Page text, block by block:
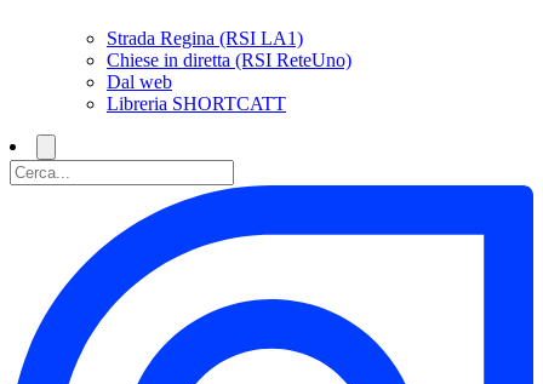
Strada Regina (RSI LA1)
Chiese in diretta (RSI ReteUno)
Dal web
Libreria SHORTCATT